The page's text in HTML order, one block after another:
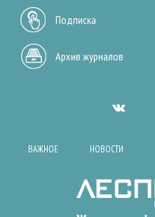
Подписка
Архив журналов
ВАЖНОЕ НОВОСТИ